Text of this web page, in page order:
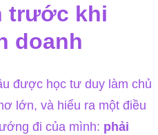
trước khi
doanh
được học tư duy làm chủ
lớn, và hiểu ra một điều
đi của mình: phải